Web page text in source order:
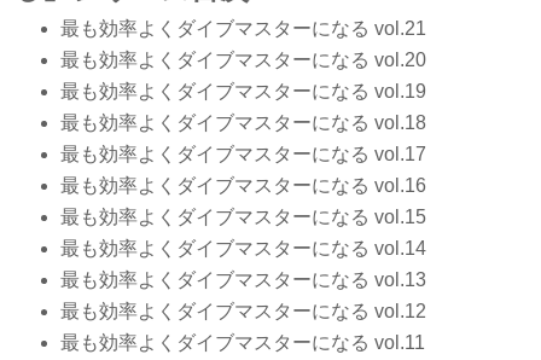
最も効率よくダイブマスターになる vol.21
最も効率よくダイブマスターになる vol.20
最も効率よくダイブマスターになる vol.19
最も効率よくダイブマスターになる vol.18
最も効率よくダイブマスターになる vol.17
最も効率よくダイブマスターになる vol.16
最も効率よくダイブマスターになる vol.15
最も効率よくダイブマスターになる vol.14
最も効率よくダイブマスターになる vol.13
最も効率よくダイブマスターになる vol.12
最も効率よくダイブマスターになる vol.11